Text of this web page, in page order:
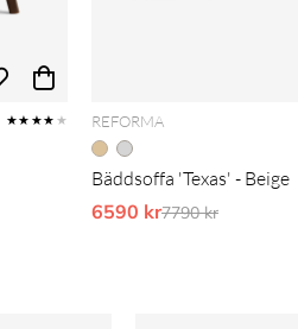
★★★★ ★ REFORMA
Bäddsoffa 'Texas' - Beige
6590 krOrdinarie pris:
7790 kr